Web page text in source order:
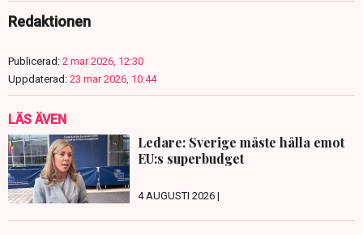
Redaktionen
Publicerad: 2 mar 2026, 12:30
Uppdaterad: 23 mar 2026, 10:44
LÄS ÄVEN
Ledare: Sverige måste hålla emot
EU:s superbudget
4 AUGUSTI 2026 |